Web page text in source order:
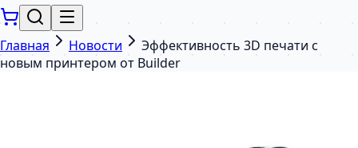
Главная Новости
Эффективность 3D печати с
новым принтером от Builder